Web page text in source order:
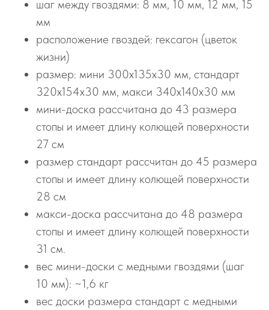
шаг между гвоздями: 8 мм, 10 мм, 12 мм, 15
мм
расположение гвоздей: гексагон (цветок
жизни)
размер: мини 300х135х30 мм, стандарт
320х154х30 мм, макси 340х140х30 мм
мини-доска рассчитана до 43 размера
стопы и имеет длину колющей поверхности
27 см
размер стандарт рассчитан до 45 размера
стопы и имеет длину колющей поверхности
28 см
макси-доска рассчитана до 48 размера
стопы и имеет длину колющей поверхности
31 см.
вес мини-доски с медными гвоздями (шаг
10 мм): ~1,6 кг
вес доски размера стандарт с медными